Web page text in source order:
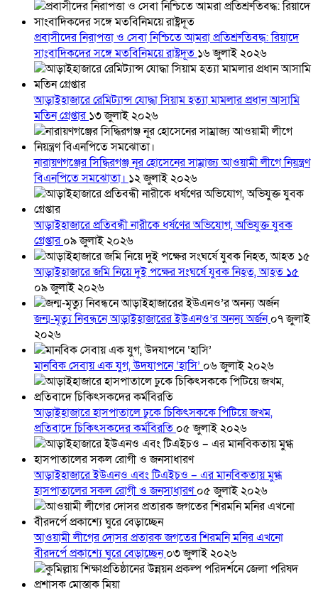
প্রবাসীদের নিরাপত্তা ও সেবা নিশ্চিতে আমরা প্রতিশ্রুতিবদ্ধ: রিয়াদে
সাংবাদিকদের সঙ্গে মতবিনিময়ে রাষ্ট্রদূত ১৬ জুলাই ২০২৬
আড়াইহাজারে রেমিট্যান্স যোদ্ধা সিয়াম হত্যা মামলার প্রধান আসামি
মতিন গ্রেপ্তার১৩ জুলাই ২০২৬
নারায়ণগঞ্জের সিদ্ধিরগঞ্জ নূর হোসেনের সাম্রাজ্য আওয়ামী লীগে নিয়ন্ত্রণ
বিএনপিতে সমঝোতা। ১২ জুলাই ২০২৬
আড়াইহাজারে প্রতিবন্ধী নারীকে ধর্ষণের অভিযোগ, অভিযুক্ত যুবক
গ্রেপ্তার০৯ জুলাই ২০২৬
আড়াইহাজারে জমি নিয়ে দুই পক্ষের সংঘর্ষে যুবক নিহত, আহত ১৫
০৯ জুলাই ২০২৬
জন্ম-মৃত্যু নিবন্ধনে আড়াইহাজারের ইউএনও’র অনন্য অর্জন০৭ জুলাই
২০২৬
মানবিক সেবায় এক যুগ, উদযাপনে ‘হাসি’ ০৬ জুলাই ২০২৬
আড়াইহাজারে হাসপাতালে ঢুকে চিকিৎসককে পিটিয়ে জখম,
প্রতিবাদে চিকিৎসকদের কর্মবিরতি ০৫ জুলাই ২০২৬
আড়াইহাজারে ইউএনও এবং টিএইচও – এর মানবিকতায় মুগ্ধ
হাসপাতালের সকল রোগী ও জনসাধারণ০৫ জুলাই ২০২৬
আওয়ামী লীগের দোসর প্রতারক জগতের শিরমনি মনির এখনো
বীরদর্পে প্রকাশ্যে ঘুরে বেড়াচ্ছেন০৩ জুলাই ২০২৬